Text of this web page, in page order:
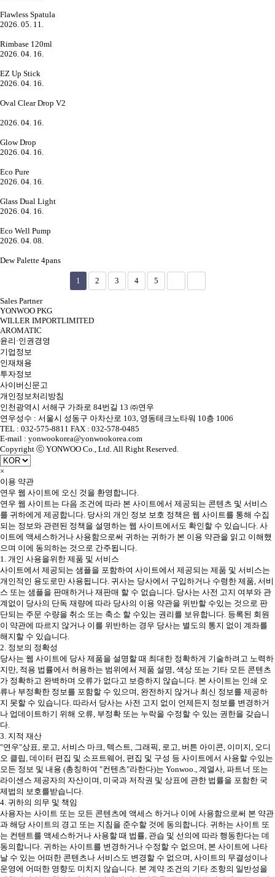
Flawless Spatula
2026. 05. 11.
Rimbase 120ml
2026. 04. 16.
EZ Up Stick
2026. 04. 16.
Oval Clear Drop V2
2026. 04. 16.
Glow Drop
2026. 04. 16.
Eco Pure
2026. 04. 16.
Glass Dual Light
2026. 04. 16.
Eco Well Pump
2026. 04. 08.
Dew Palette 4pans
1 2 3 4 5
Sales Partner
YONWOO PKG
WILLER IMPORTLIMITED
AROMATIC
윤리·인권경영
기업정보
인재채용
투자정보
사이버신문고
개인정보처리방침
인천광역시 서해구 가좌로 84번길 13 ㈜연우
연우성수 : 서울시 성동구 아차산로 103, 영동테크노타워 10층 1006
TEL : 032-575-8811 FAX : 032-578-0485
E-mail : yonwookorea@yonwookorea.com
Copyright ⓒ YONWOO Co., Ltd. All Right Reserved.
×
이용 약관
연우 웹 사이트에 오신 것을 환영합니다.
연우 웹 사이트는 다음 조건에 따라 본 사이트에서 제공되는 콘텐츠 및 서비스
를 귀하에게 제공합니다. 당사의 개인 정보 보호 정책은 웹 사이트를 통해 수집
되는 정보와 관련된 정책을 설명하는 웹 사이트에서도 확인할 수 있습니다. 사
이트에 액세스하거나 사용함으로써 귀하는 귀하가 본 이용 약관을 읽고 이해했
으며 이에 동의하는 것으로 간주됩니다.
1. 개인 사용을위한 제품 및 서비스
사이트에서 제공되는 샘플을 포함하여 사이트에서 제공되는 제품 및 서비스는
개인적인 용도로만 사용됩니다. 귀사는 당사에서 구입하거나 수령한 제품, 서비
스 또는 샘플을 판매하거나 재판매 할 수 없습니다. 당사는 사전 고지 여부와 관
계없이 당사의 단독 재량에 따라 당사의 이용 약관을 위반할 수있는 것으로 판
단되는 주문 수량을 취소 또는 축소 할 수있는 권리를 보유합니다. 등록된 회원
이 약관에 따르지 않거나 이를 위반하는 경우 당사는 별도의 통지 없이 계좌를
해지할 수 있습니다.
2. 정보의 정확성
당사는 웹 사이트에 당사 제품을 설명할 때 최대한 정확하게 기술하려고 노력하
지만, 적용 법률에서 허용하는 범위에서 제품 설명, 색상 또는 기타 모든 콘텐츠
가 정확하고 완벽하며 오류가 없다고 보증하지 않습니다. 본 사이트는 인쇄 오
류나 부정확한 정보를 포함할 수 있으며, 완전하지 않거나 최신 정보를 제공하
지 못할 수 있습니다. 따라서 당사는 사전 고지 없이 언제든지 정보를 변경하거
나 업데이트하기 위해 오류, 부정확 또는 누락을 수정할 수 있는 권한을 갖습니
다.
3. 지적 재산
"연우"상표, 로고, 서비스 마크, 텍스트, 그래픽, 로고, 버튼 아이콘, 이미지, 오디
오 클립, 데이터 편집 및 소프트웨어, 편집 및 구성 등 사이트에서 사용할 수있는
모든 정보 및 내용 (총칭하여 "컨텐츠"라한다)는 Yonwoo., 계열사, 파트너 또는
라이센스 제공자의 자산이며, 미국과 저작권 및 상표에 관한 법률을 포함한 국
제법의 보호를받습니다.
4. 귀하의 의무 및 책임
사용자는 사이트 또는 모든 콘텐츠에 액세스 하거나 이에 사용함으로써 본 약관
과 해당 사이트의 경고 또는 지침을 준수할 것에 동의합니다. 귀하는 사이트 또
는 컨텐트를 액세스하거나 사용할 때 법률, 관습 및 선의에 따라 행동한다는 데
동의합니다. 귀하는 사이트를 변경하거나 수정할 수 없으며, 본 사이트에 나타
날 수 있는 어떠한 콘텐츠나 서비스도 변경할 수 없으며, 사이트의 무결성이나
운영에 어떠한 영향도 미치지 않습니다. 본 계약 조건의 기타 조항의 일반성을